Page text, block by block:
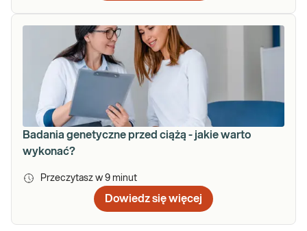
Badania genetyczne przed ciążą - jakie warto
wykonać?
Przeczytasz w 9 minut
Dowiedz się więcej